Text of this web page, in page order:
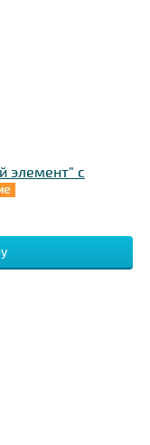
элемент" с